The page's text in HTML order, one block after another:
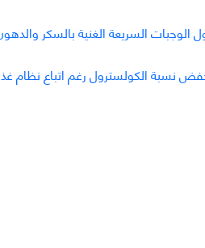
الوجبات السريعة الغنية بالسكر
نسبة الكولسترول رغم اتباع نظام